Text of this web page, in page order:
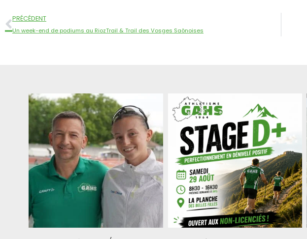
PRÉCÉDENT
Un week-end de podiums au RiozTrail & Trail des Vosges Saônoises